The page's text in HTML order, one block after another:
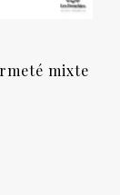
mixte